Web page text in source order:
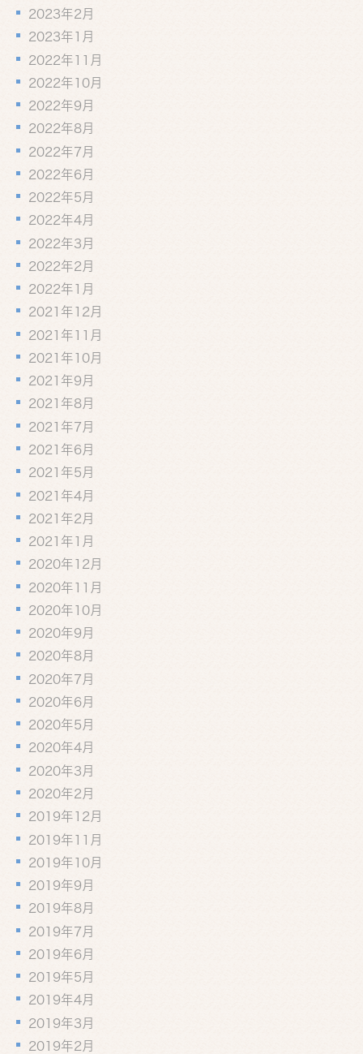
2023年2月
2023年1月
2022年11月
2022年10月
2022年9月
2022年8月
2022年7月
2022年6月
2022年5月
2022年4月
2022年3月
2022年2月
2022年1月
2021年12月
2021年11月
2021年10月
2021年9月
2021年8月
2021年7月
2021年6月
2021年5月
2021年4月
2021年2月
2021年1月
2020年12月
2020年11月
2020年10月
2020年9月
2020年8月
2020年7月
2020年6月
2020年5月
2020年4月
2020年3月
2020年2月
2019年12月
2019年11月
2019年10月
2019年9月
2019年8月
2019年7月
2019年6月
2019年5月
2019年4月
2019年3月
2019年2月